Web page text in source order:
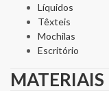
Líquidos
Têxteis
Mochilas
Escritório
MATERIAIS